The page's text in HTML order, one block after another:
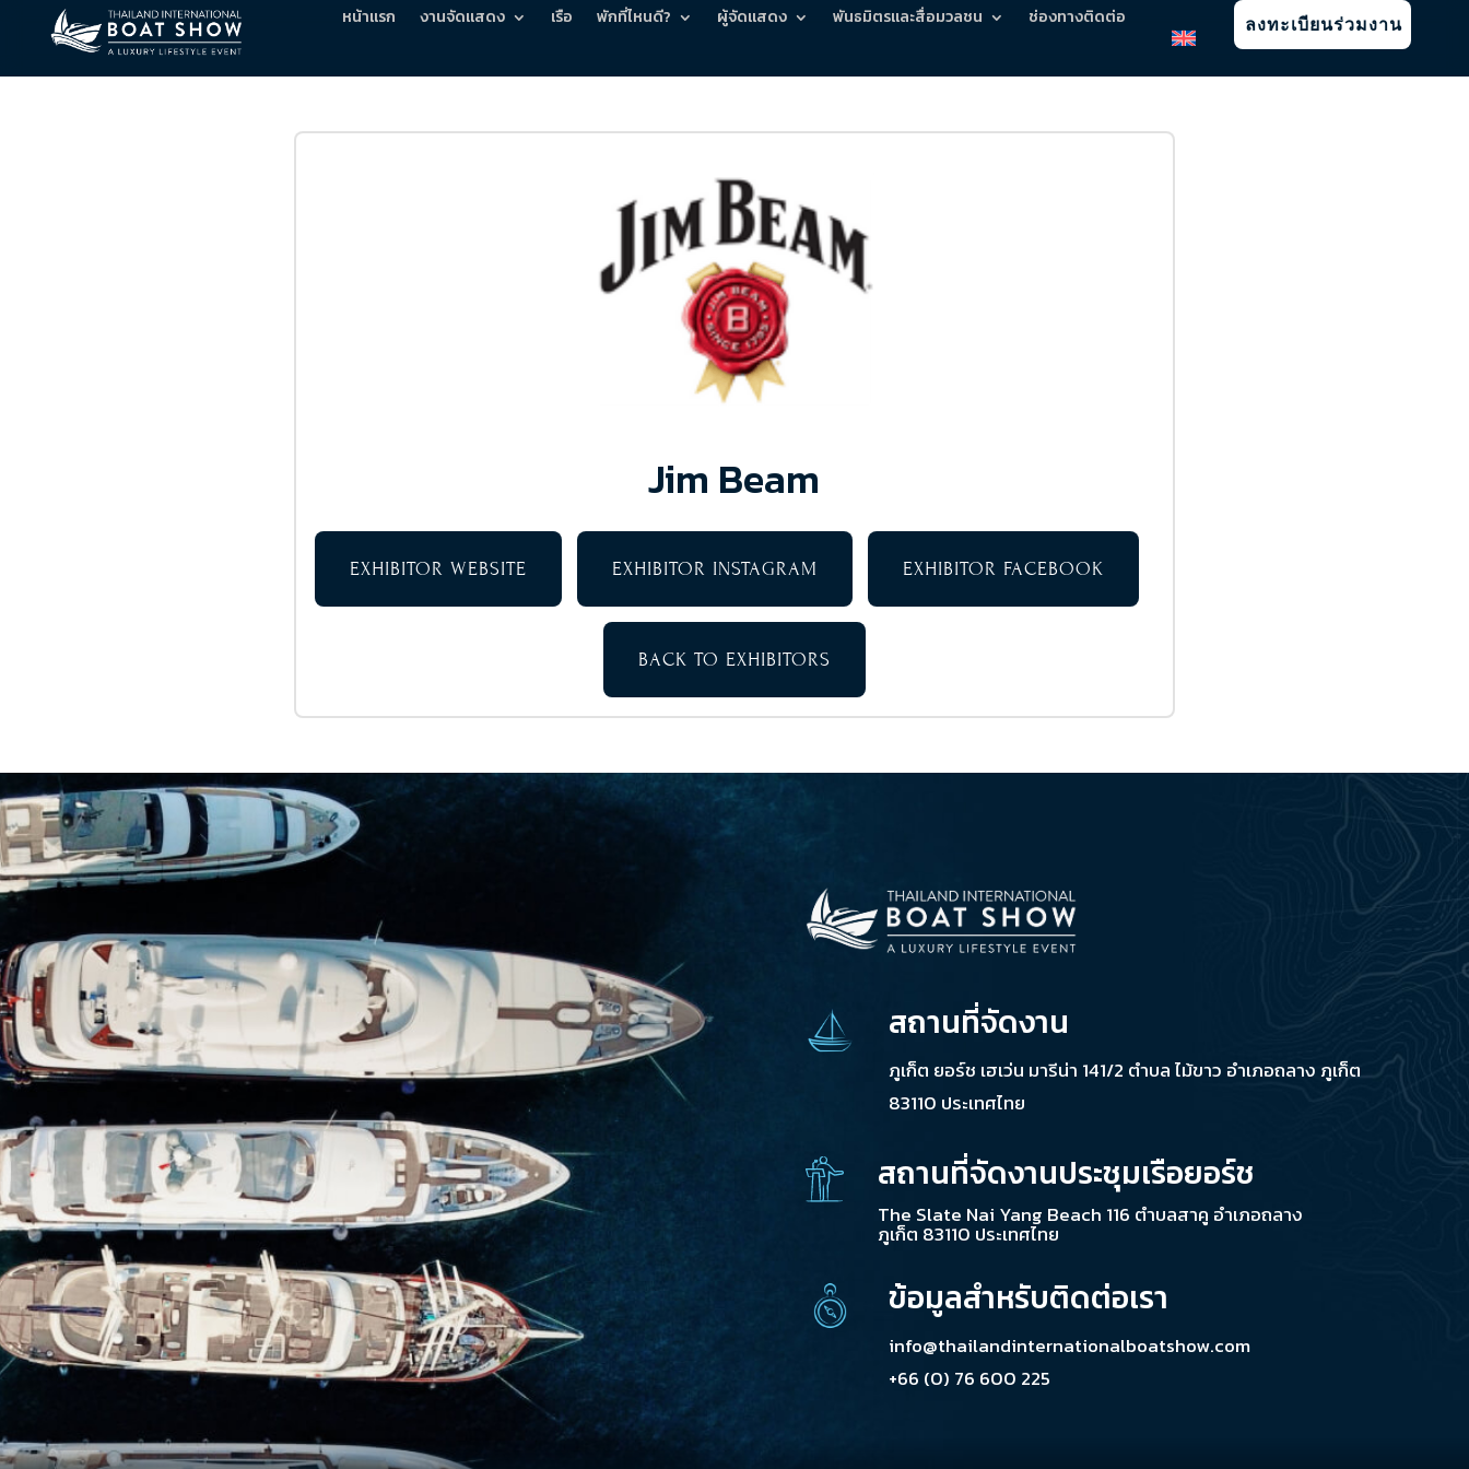
หน้าแรก งานจัดแสดง เรือ พักที่ไหนดี? ผู้จัดแสดง พันธมิตรและสื่อมวลชน ช่องทางติดต่อ ลงทะเบียนร่วมงาน
Jim Beam
EXHIBITOR WEBSITE EXHIBITOR INSTAGRAM EXHIBITOR FACEBOOK
BACK TO EXHIBITORS
สถานที่จัดงาน
ภูเก็ต ยอร์ช เฮเว่น มารีน่า 141/2 ตำบล ไม้ขาว อำเภอถลาง ภูเก็ต
83110 ประเทศไทย
สถานที่จัดงานประชุมเรือยอร์ช
The Slate Nai Yang Beach 116 ตำบลสาคู อำเภอถลาง
ภูเก็ต 83110 ประเทศไทย
ข้อมูลสำหรับติดต่อเรา
info@thailandinternationalboatshow.com
+66 (0) 76 600 225